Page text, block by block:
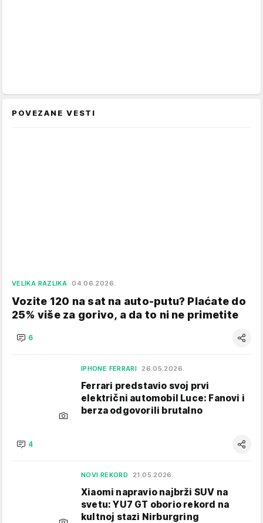
POVEZANE VESTI
VELIKA RAZLIKA 04.06.2026.
Vozite 120 na sat na auto-putu? Plaćate do
25% više za gorivo, a da to ni ne primetite
6
IPHONE FERRARI 26.05.2026.
Ferrari predstavio svoj prvi
električni automobil Luce: Fanovi i
berza odgovorili brutalno
4
NOVI REKORD 21.05.2026.
Xiaomi napravio najbrži SUV na
svetu: YU7 GT oborio rekord na
kultnoj stazi Nirburgring